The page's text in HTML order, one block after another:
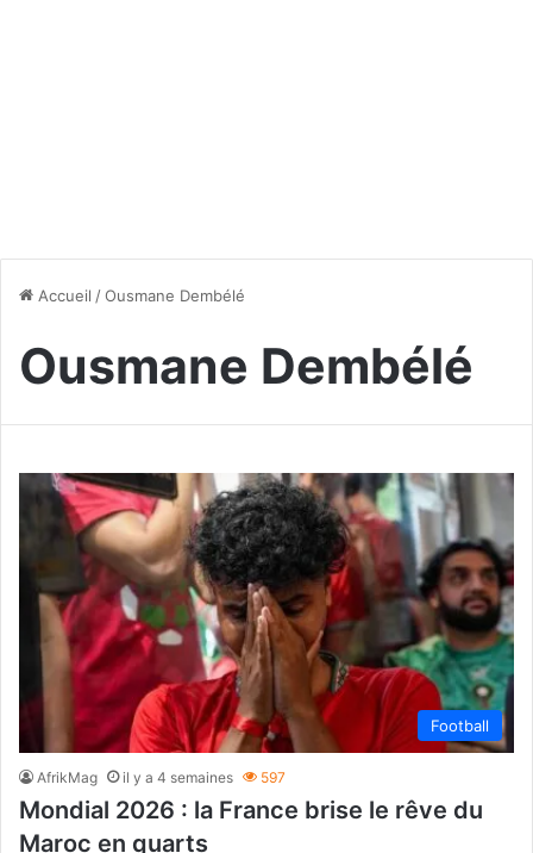
Accueil /Ousmane Dembélé
Ousmane Dembélé
Football
AfrikMag il y a 4 semaines 597
Mondial 2026 : la France brise le rêve du
Maroc en quarts